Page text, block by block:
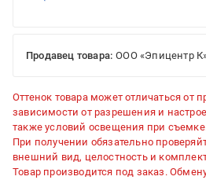
Продавец товара: ООО «Эпицентр
Оттенок товара может отличаться от
зависимости от разрешения и
также условий освещения при
При получении обязательно
внешний вид, целостность и
Товар производится под заказ.